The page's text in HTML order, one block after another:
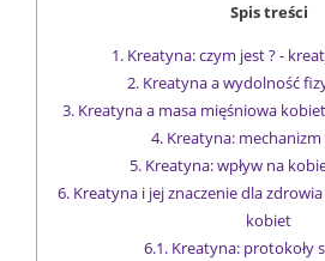
Spis treści
1. Kreatyna: czym jest ? -
2. Kreatyna a wydolność
3.Kreatyna a masa mięśniowa
4.Kreatyna: mechanizm
5.Kreatyna: wpływ na
6.Kreatyna i jej znaczenie dla
kobiet
6.1.Kreatyna: protokoły